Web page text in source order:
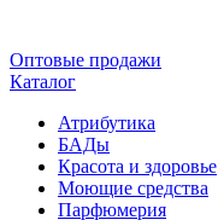
Оптовые продажи
Каталог
Атрибутика
БАДы
Красота и здоровье
Моющие средства
Парфюмерия